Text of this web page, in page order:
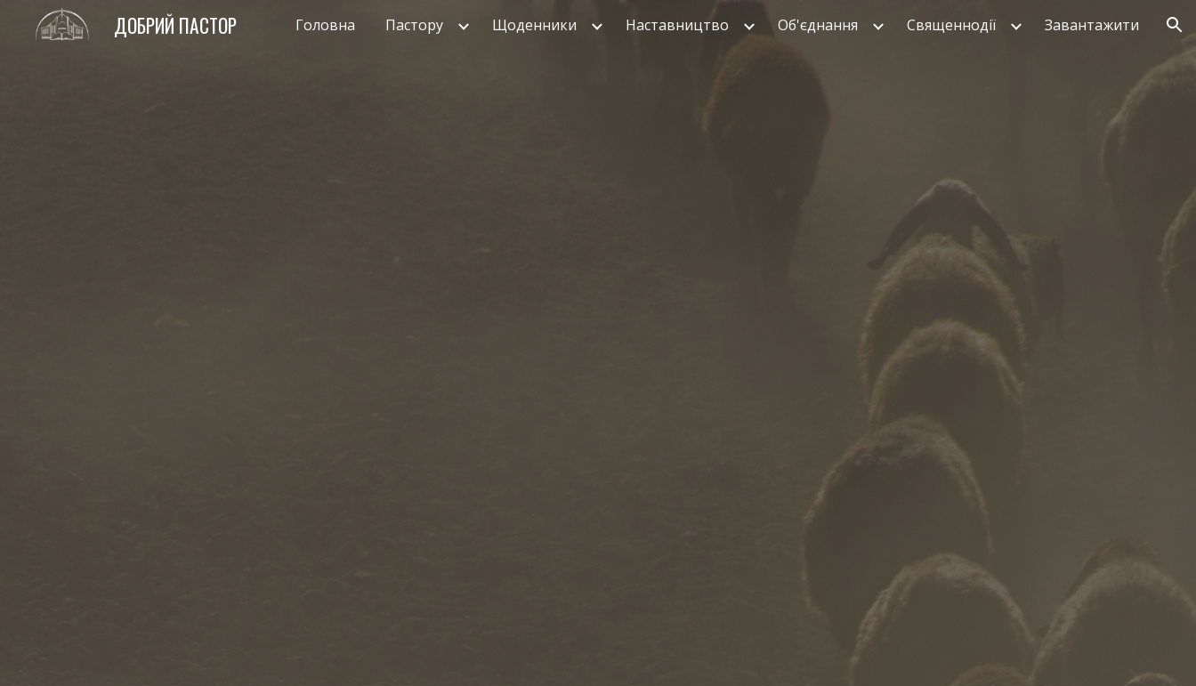
Skip to main content Skip to navigation
ДОБРИЙ ПАСТОР Головна Пастору Щоденники Наставництво Об'єднання Священнодії Завантажити